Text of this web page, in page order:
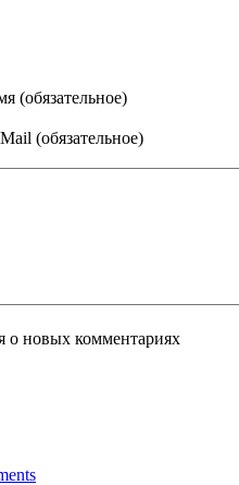
(обязательное)
(обязательное)
о новых комментариях